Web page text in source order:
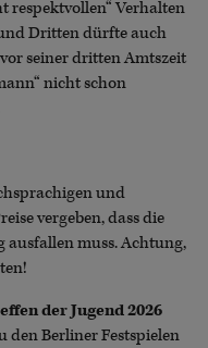
respektvollen“ Verhalten
Dritten dürfte auch
seiner dritten Amtszeit
nicht schon
und
vergeben, dass die
muss. Achtung,
der Jugend 2026
den Berliner Festspielen